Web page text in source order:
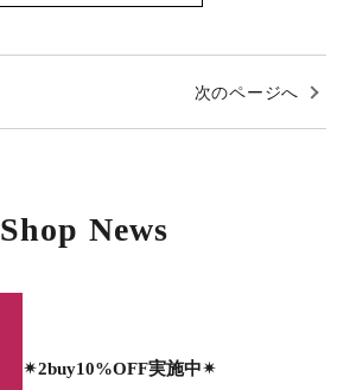
次のページへ
Shop News
✴︎2buy10%OFF実施中✴︎